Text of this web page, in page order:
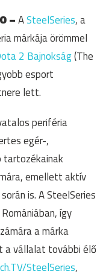
–ASteelSeries, a
márkája örömmel
2 Bajnokság(The
esport
lett.
periféria
egér-,
emellett aktív
is. A SteelSeries
így
a márka
a vállalat további élő
SteelSeries,